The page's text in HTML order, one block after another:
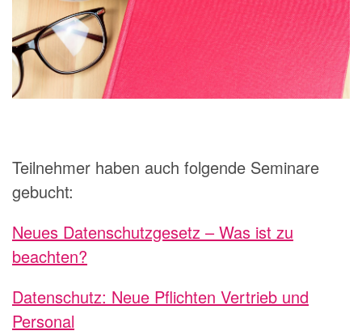
Teilnehmer haben auch folgende Seminare
gebucht:
Neues Datenschutzgesetz – Was ist zu
beachten?
Datenschutz: Neue Pflichten Vertrieb und
Personal